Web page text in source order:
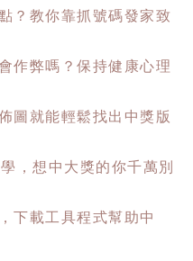
？教你靠抓號碼發家致
作弊嗎？保持健康心理
圖就能輕鬆找出中獎版
，想中大獎的你千萬別
下載工具程式幫助中